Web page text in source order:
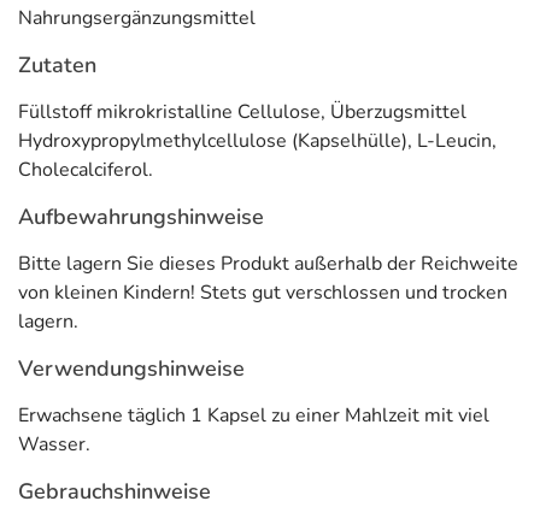
Nahrungsergänzungsmittel
Zutaten
Füllstoff mikrokristalline Cellulose, Überzugsmittel
Hydroxypropylmethylcellulose (Kapselhülle), L-Leucin,
Cholecalciferol.
Aufbewahrungshinweise
Bitte lagern Sie dieses Produkt außerhalb der Reichweite
von kleinen Kindern! Stets gut verschlossen und trocken
lagern.
Verwendungshinweise
Erwachsene täglich 1 Kapsel zu einer Mahlzeit mit viel
Wasser.
Gebrauchshinweise